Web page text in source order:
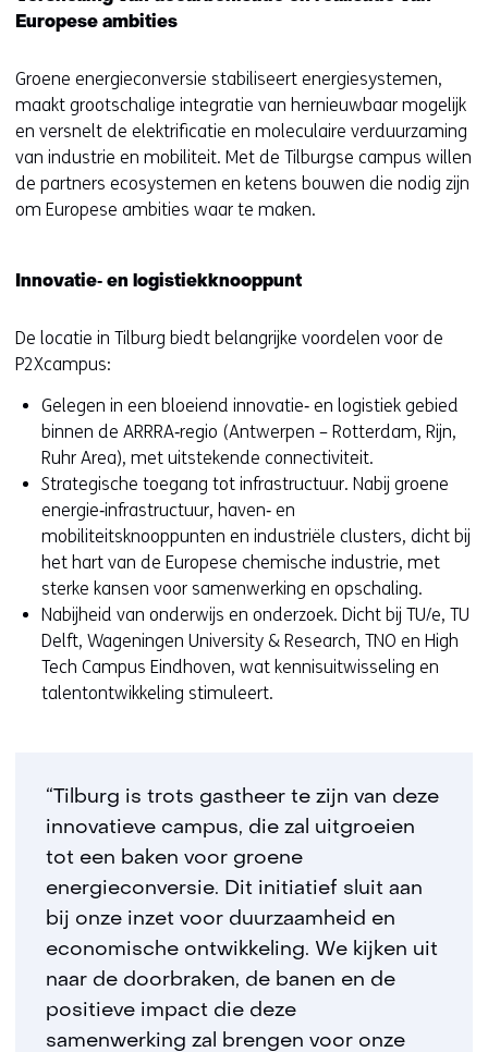
Europese ambities
Groene energieconversie stabiliseert energiesystemen,
maakt grootschalige integratie van hernieuwbaar mogelijk
en versnelt de elektrificatie en moleculaire verduurzaming
van industrie en mobiliteit. Met de Tilburgse campus willen
de partners ecosystemen en ketens bouwen die nodig zijn
om Europese ambities waar te maken.
Innovatie‑ en logistiekknooppunt
De locatie in Tilburg biedt belangrijke voordelen voor de
P2Xcampus:
Gelegen in een bloeiend innovatie‑ en logistiek gebied
binnen de ARRRA‑regio (Antwerpen – Rotterdam, Rijn,
Ruhr Area), met uitstekende connectiviteit.
Strategische toegang tot infrastructuur. Nabij groene
energie‑infrastructuur, haven‑ en
mobiliteitsknooppunten en industriële clusters, dicht bij
het hart van de Europese chemische industrie, met
sterke kansen voor samenwerking en opschaling.
Nabijheid van onderwijs en onderzoek. Dicht bij TU/e, TU
Delft, Wageningen University & Research, TNO en High
Tech Campus Eindhoven, wat kennisuitwisseling en
talentontwikkeling stimuleert.
“Tilburg is trots gastheer te zijn van deze
innovatieve campus, die zal uitgroeien
tot een baken voor groene
energieconversie. Dit initiatief sluit aan
bij onze inzet voor duurzaamheid en
economische ontwikkeling. We kijken uit
naar de doorbraken, de banen en de
positieve impact die deze
samenwerking zal brengen voor onze